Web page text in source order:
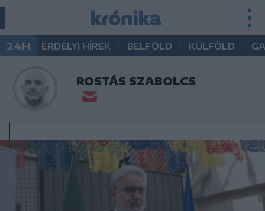
24H ERDÉLYI HÍREK BELFÖLD KÜLFÖLD
ROSTÁS SZABOLCS